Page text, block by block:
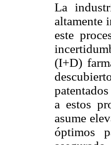
La
altamente
este
(I+D)
a estos
asume
óptimos